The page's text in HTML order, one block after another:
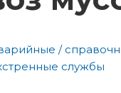
/
службы